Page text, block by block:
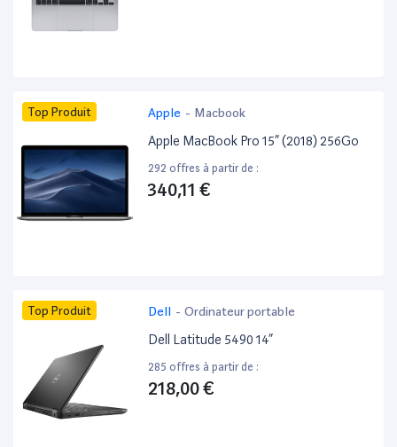
Top Produit Apple - Macbook
Apple MacBook Pro 15” (2018) 256Go
292 offres à partir de :
340,11 €
Top Produit Dell - Ordinateur portable
Dell Latitude 5490 14”
285 offres à partir de :
218,00 €